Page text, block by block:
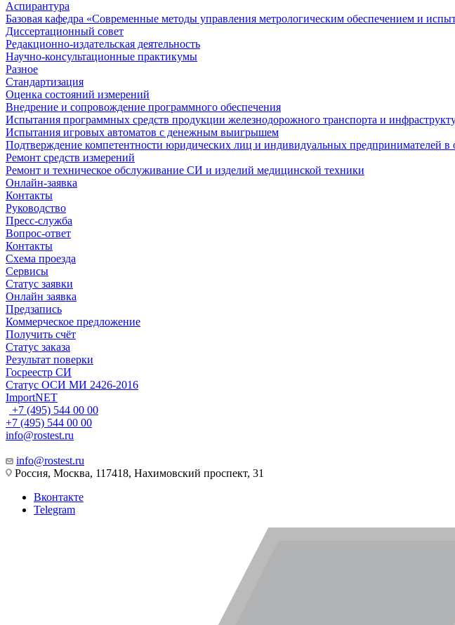
Аспирантура
Базовая кафедра «Современные методы управления метрологическим обеспечением и
Диссертационный совет
Редакционно-издательская деятельность
Научно-консультационные практикумы
Разное
Стандартизация
Оценка состояний измерений
Внедрение и сопровождение программного обеспечения
Испытания программных средств продукции железнодорожного транспорта и
Испытания игровых автоматов с денежным выигрышем
Подтверждение компетентности юридических лиц и индивидуальных предпринимателей в
Ремонт средств измерений
Ремонт и техническое обслуживание СИ и изделий медицинской техники
Онлайн-заявка
Контакты
Руководство
Пресс-служба
Вопрос-ответ
Контакты
Схема проезда
Сервисы
Статус заявки
Онлайн заявка
Предзапись
Коммерческое предложение
Получить счёт
Статус заказа
Результат поверки
Госреестр СИ
Статус ОСИ МИ 2426-2016
ImportNET
+7 (495) 544 00 00
+7 (495) 544 00 00
info@rostest.ru
info@rostest.ru
Россия, Москва, 117418, Нахимовский проспект, 31
Вконтакте
Telegram